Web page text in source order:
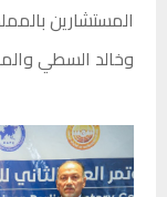
المستشارين
وخالد السطي